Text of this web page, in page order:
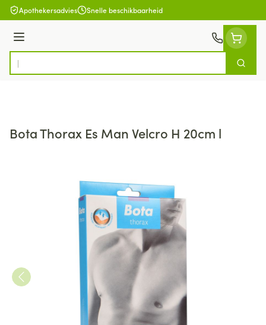
Ga naar de inhoud
Apothekersadvies Snelle beschikbaarheid
Menu
Product, merk, categorie...
Zoek
Bota Thorax Es Man Velcro H 20cm l